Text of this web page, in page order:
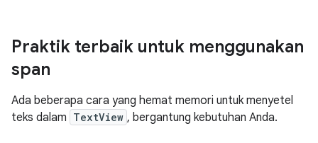
Praktik terbaik untuk menggunakan
span
Ada beberapa cara yang hemat memori untuk menyetel
teks dalam TextView , bergantung kebutuhan Anda.